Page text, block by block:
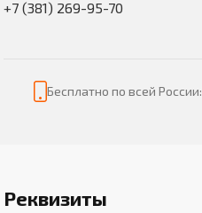
+7 (381) 269-95-70
Бесплатно по всей России:
Реквизиты